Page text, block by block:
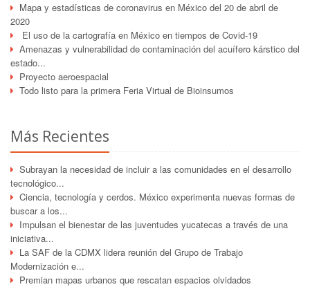
Mapa y estadísticas de coronavirus en México del 20 de abril de
2020
El uso de la cartografía en México en tiempos de Covid-19
Amenazas y vulnerabilidad de contaminación del acuífero kárstico del
estado...
Proyecto aeroespacial
Todo listo para la primera Feria Virtual de Bioinsumos
Más Recientes
Subrayan la necesidad de incluir a las comunidades en el desarrollo
tecnológico...
Ciencia, tecnología y cerdos. México experimenta nuevas formas de
buscar a los...
Impulsan el bienestar de las juventudes yucatecas a través de una
iniciativa...
La SAF de la CDMX lidera reunión del Grupo de Trabajo
Modernización e...
Premian mapas urbanos que rescatan espacios olvidados